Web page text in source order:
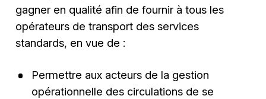
gagner en qualité afin de fournir à tous les
opérateurs de transport des services
standards, en vue de :
Permettre aux acteurs de la gestion
opérationnelle des circulations de se